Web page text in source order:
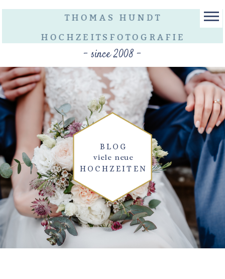
- since 2008 -
THOMAS HUNDT
HOCHZEITSFOTOGRAFIE
HOCHZEITEN
viele neue
BLOG